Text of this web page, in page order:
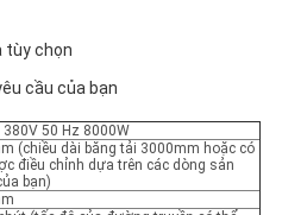
tùy chọn
cầu của bạn
380V 50 Hz 8000W
(chiều dài băng tải 3000mm hoặc có
điều chỉnh dựa trên các dòng sản
bạn)